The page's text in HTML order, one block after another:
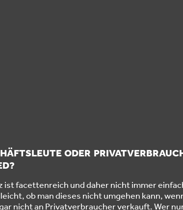
ODER
ist facettenreich und daher nicht immer
ob man dieses nicht umgehen kann,
nicht an Privatverbraucher verkauft. Wer